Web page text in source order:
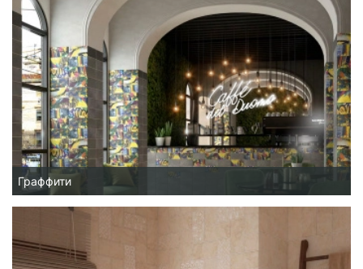
Граффити